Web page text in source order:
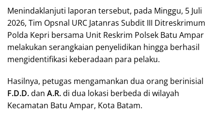
Menindaklanjuti laporan tersebut, pada Minggu, 5 Juli
2026, Tim Opsnal URC Jatanras Subdit III Ditreskrimum
Polda Kepri bersama Unit Reskrim Polsek Batu Ampar
melakukan serangkaian penyelidikan hingga berhasil
mengidentifikasi keberadaan para pelaku.
Hasilnya, petugas mengamankan dua orang berinisial
F.D.D.dan A.R.di dua lokasi berbeda di wilayah
Kecamatan Batu Ampar, Kota Batam.